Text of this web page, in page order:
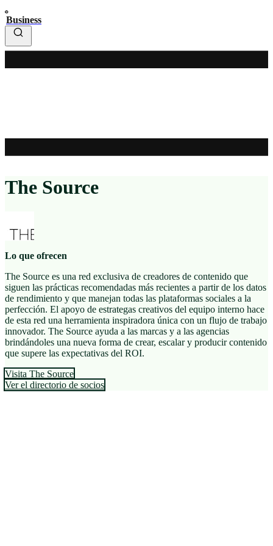
Business
The Source
Lo que ofrecen
The Source es una red exclusiva de creadores de contenido que
siguen las prácticas recomendadas más recientes a partir de los datos
de rendimiento y que manejan todas las plataformas sociales a la
perfección. El apoyo de estrategas creativos del equipo interno hace
de esta red una herramienta inspiradora única con un flujo de trabajo
innovador. The Source ayuda a las marcas y a las agencias
brindándoles una nueva forma de crear, escalar y producir contenido
que supere las expectativas del ROI.
Visita The Source
Ver el directorio de socios